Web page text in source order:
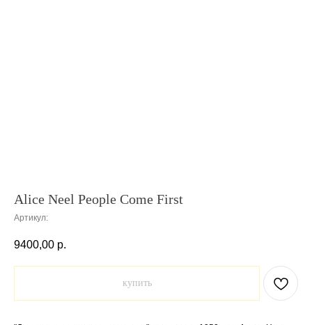
Alice Neel People Come First
Артикул:
9400,00 р.
купить